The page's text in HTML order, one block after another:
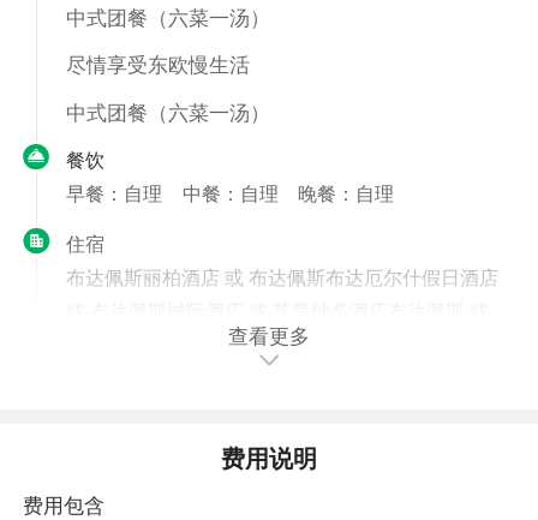
中式团餐（六菜一汤）
尽情享受东欧慢生活
中式团餐（六菜一汤）
餐饮
早餐：自理
中餐：自理
晚餐：自理
住宿
布达佩斯丽柏酒店 或 布达佩斯布达厄尔什假日酒店
NH布达佩斯酒店 或 雷迪森酒店布达佩斯布达帕特
潘dorf，尽情享受东欧慢生活
查看更多
费用说明
费用包含